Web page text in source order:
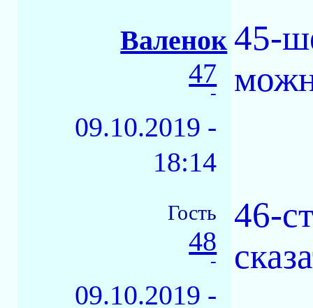
Валенок
47
-
09.10.2019 -
18:14
45-
Гость
48
-
09.10.2019 -
46-